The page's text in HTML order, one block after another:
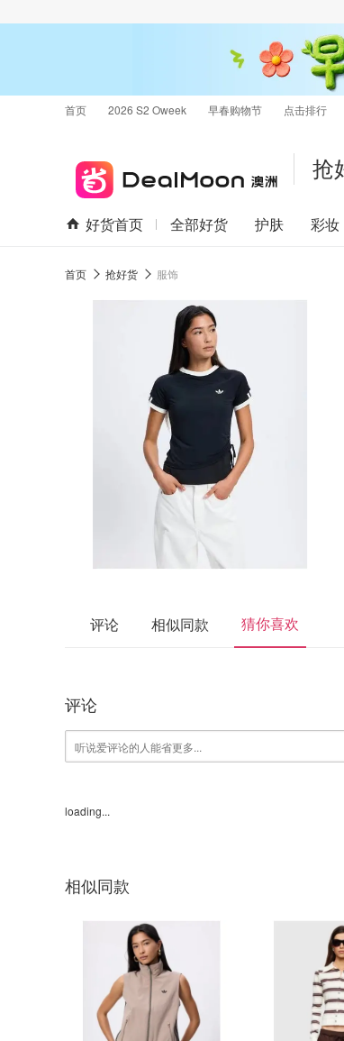
首页 2026 S2 Oweek 早春购物节 点击排行
抢
好货首页 全部好货 护肤 彩妆
首页 抢好货 服饰
评论 相似同款 猜你喜欢
评论
loading...
相似同款